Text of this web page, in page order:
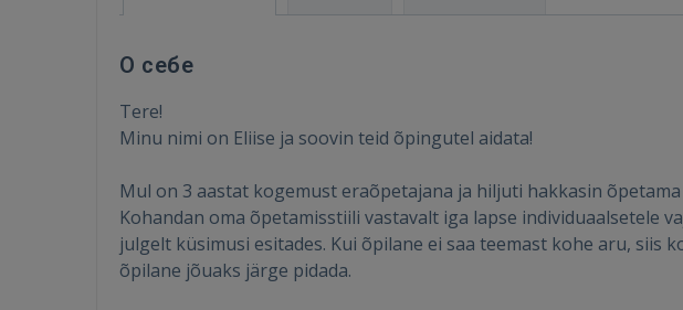
Войти
О себе
Tere!
Minu nimi on Eliise ja soovin teid õpingutel aidata!
Mul on 3 aastat kogemust eraõpetajana ja hiljuti hakkasin
Kohandan oma õpetamisstiili vastavalt iga lapse individuaalsetele
julgelt küsimusi esitades. Kui õpilane ei saa teemast kohe aru,
õpilane jõuaks järge pidada.